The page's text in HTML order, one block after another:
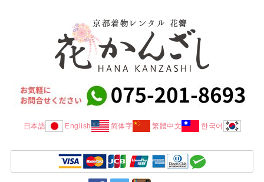
日本語 English 简体字 繁體中文 한국어